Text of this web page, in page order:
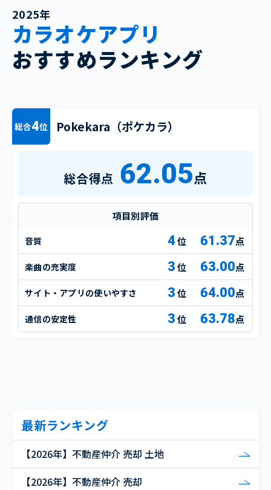
2025年
カラオケアプリ
おすすめランキング
総合4位 Pokekara（ポケカラ）
総合得点 62.05点
項目別評価
音質 4 61.37点
楽曲の充実度 3 63.00点
サイト・アプリの使いやすさ 3 64.00点
通信の安定性 3 63.78点
最新ランキング
【2026年】不動産仲介 売却 土地
【2026年】不動産仲介 売却